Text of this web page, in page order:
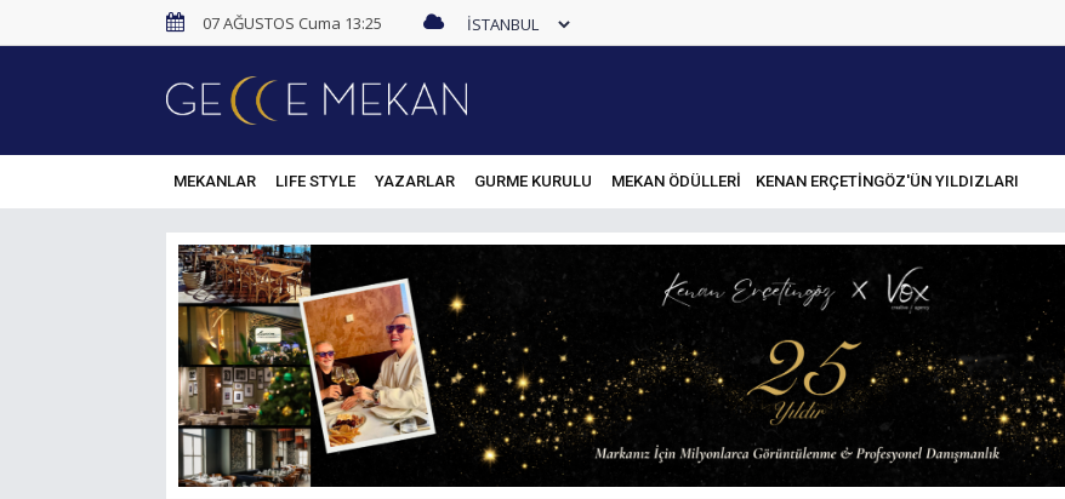
07 AĞUSTOS Cuma 13:25
MEKANLAR LIFE STYLE YAZARLAR GURME KURULU MEKAN ÖDÜLLERİ KENAN ERÇETINGÖZ'ÜN YILDIZLARI